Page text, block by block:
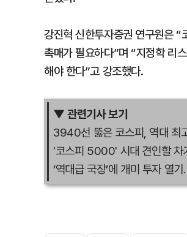
강진혁 신한투자증권 연구원은
촉매가 필요하다”며 “지정학 리
해야 한다”고 강조했다.
▼ 관련기사 보기
3940선 뚫은 코스피, 역대 최
'코스피 5000' 시대 견인할 차
‘역대급 국장’에 개미 투자 열기